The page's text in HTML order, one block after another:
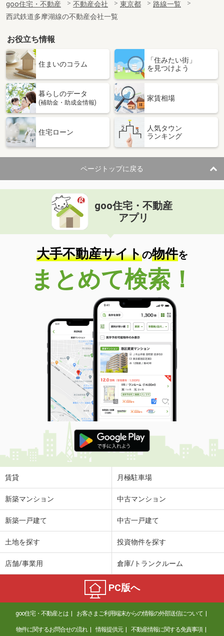
goo住宅・不動産 不動産会社 東京都
路線一覧
西武鉄道多摩湖線の不動産会社一覧
お役立ち情報
住まいのコラム
「住みたい街」
を見つけよう
暮らしのデータ
(補助金・助成金情報)
家賃相場
住宅ローン
人気タウン
ランキング
ページトップに戻る
goo住宅・不動産
アプリ
大手不動産サイトの物件を
まとめて検索！
賃貸 月極駐車場
新築マンション 中古マンション
新築一戸建て 中古一戸建て
土地を探す 投資物件を探す
店舗/事業用 倉庫/トランクルーム
PC版へ
goo住宅・不動産とは お客さまご利用端末からの情報の外部送信について
物件に関するお問合せの流れ 情報提供元 不動産情報に関する免責事項